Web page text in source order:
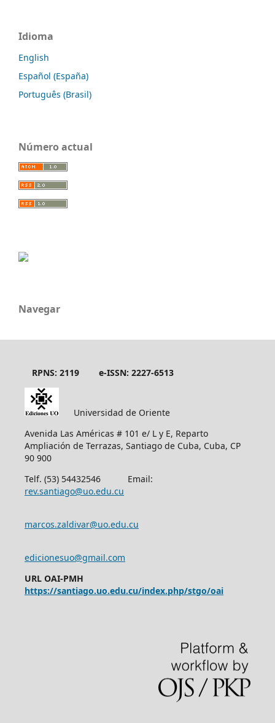
Idioma
English
Español (España)
Português (Brasil)
Número actual
Navegar
RPNS: 2119 e-ISSN: 2227-6513
Universidad de Oriente
Avenida Las Américas # 101 e/ L y E, Reparto
Ampliación de Terrazas, Santiago de Cuba, Cuba, CP
90 900
Telf. (53) 54432546 Email:
rev.santiago@uo.edu.cu
marcos.zaldivar@uo.edu.cu
edicionesuo@gmail.com
URL OAI-PMH
https://santiago.uo.edu.cu/index.php/stgo/oai